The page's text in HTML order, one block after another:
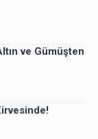
ve Gümüşten